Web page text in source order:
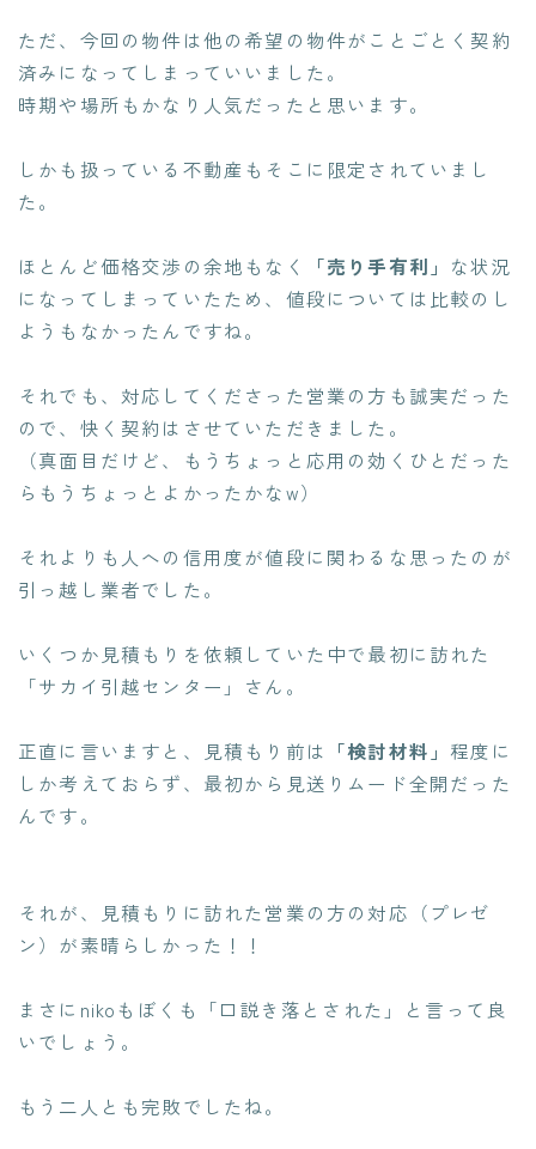
ただ、今回の物件は他の希望の物件がことごとく契約
済みになってしまっていいました。
時期や場所もかなり人気だったと思います。
しかも扱っている不動産もそこに限定されていまし
た。
ほとんど価格交渉の余地もなく 「売り手有利」 な状況
になってしまっていたため、値段については比較のし
ようもなかったんですね。
それでも、対応してくださった営業の方も誠実だった
ので、快く契約はさせていただきました。
（真面目だけど、もうちょっと応用の効くひとだった
らもうちょっとよかったかなw）
それよりも 人への信用度が値段に関わる な思ったのが
引っ越し業者でした。
いくつか見積もりを依頼していた中で最初に訪れた
「サカイ引越センター」さん。
正直に言いますと、見積もり前は 「検討材料」 程度に
しか考えておらず、最初から見送りムード全開だった
んです。
それが、見積もりに訪れた営業の方の対応（プレゼ
ン）が素晴らしかった！！
まさにnikoもぼくも「口説き落とされた」と言って良
いでしょう。
もう二人とも完敗でしたね。